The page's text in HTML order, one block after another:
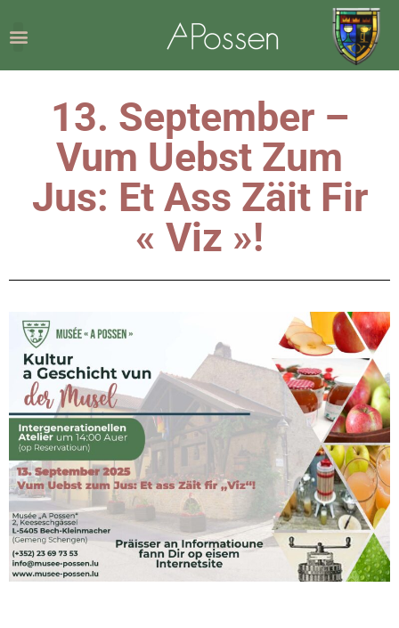
13. September –
Vum Uebst Zum
Jus: Et Ass Zäit Fir
« Viz »!